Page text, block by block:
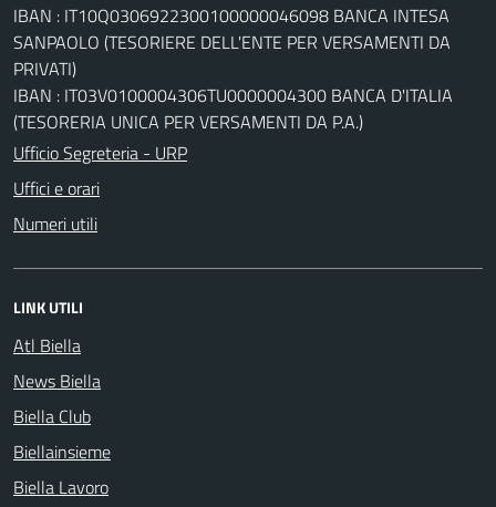
IBAN : IT10Q0306922300100000046098 BANCA INTESA
SANPAOLO (TESORIERE DELL'ENTE PER VERSAMENTI DA
PRIVATI)
IBAN : IT03V0100004306TU0000004300 BANCA D'ITALIA
(TESORERIA UNICA PER VERSAMENTI DA P.A.)
Ufficio Segreteria - URP
Uffici e orari
Numeri utili
LINK UTILI
Atl Biella
News Biella
Biella Club
Biellainsieme
Biella Lavoro